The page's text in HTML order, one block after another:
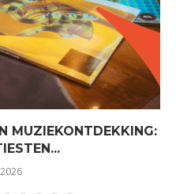
MUZIEKONTDEKKING: